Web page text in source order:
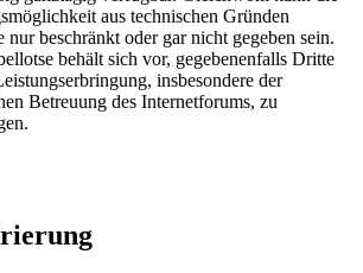
aus technischen Gründen
nur beschränkt oder gar nicht gegeben sein.
behält sich vor, gegebenenfalls Dritte
insbesondere der
Betreuung des Internetforums, zu